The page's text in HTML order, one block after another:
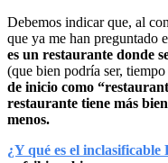
Debemos indicar que, al
que ya me han preguntado
es un restaurante donde
(que bien podría ser,
de inicio como
restaurante tiene más
menos.
¿Y qué es el